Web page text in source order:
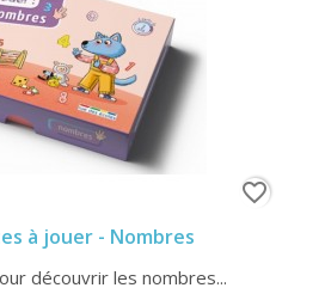
à jouer - Nombres
découvrir les nombres...
favorite_border